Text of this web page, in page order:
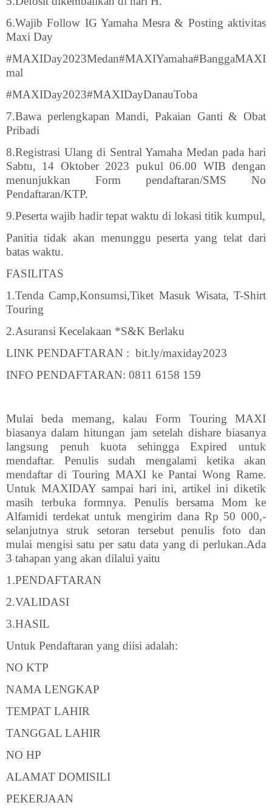
6.Wajib Follow IG Yamaha Mesra & Posting aktivitas
Maxi Day
#MAXIDay2023Medan#MAXIYamaha#BanggaMAXI
mal
#MAXIDay2023#MAXIDayDanauToba
7.Bawa perlengkapan Mandi, Pakaian Ganti & Obat
Pribadi
8.Registrasi Ulang di Sentral Yamaha Medan pada hari
Sabtu, 14 Oktober 2023 pukul 06.00 WIB dengan
menunjukkan Form pendaftaran/SMS No
Pendaftaran/KTP.
9.Peserta wajib hadir tepat waktu di lokasi titik kumpul,
Panitia tidak akan menunggu peserta yang telat dari
batas waktu.
FASILITAS
1.Tenda Camp,Konsumsi,Tiket Masuk Wisata, T-Shirt
Touring
2.Asuransi Kecelakaan *S&K Berlaku
LINK PENDAFTARAN : bit.ly/maxiday2023
INFO PENDAFTARAN: 0811 6158 159
Mulai beda memang, kalau Form Touring MAXI
biasanya dalam hitungan jam setelah dishare biasanya
langsung penuh kuota sehingga Expired untuk
mendaftar. Penulis sudah mengalami ketika akan
mendaftar di Touring MAXI ke Pantai Wong Rame.
Untuk MAXIDAY sampai hari ini, artikel ini diketik
masih terbuka formnya. Penulis bersama Mom ke
Alfamidi terdekat untuk mengirim dana Rp 50 000,-
selanjutnya struk setoran tersebut penulis foto dan
mulai mengisi satu per satu data yang di perlukan.Ada
3 tahapan yang akan dilalui yaitu
1.PENDAFTARAN
2.VALIDASI
3.HASIL
Untuk Pendaftaran yang diisi adalah:
NO KTP
NAMA LENGKAP
TEMPAT LAHIR
TANGGAL LAHIR
NO HP
ALAMAT DOMISILI
PEKERJAAN